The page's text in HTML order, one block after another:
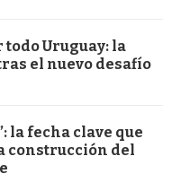
Uruguay: la
el nuevo desafío
la fecha clave que
construcción del